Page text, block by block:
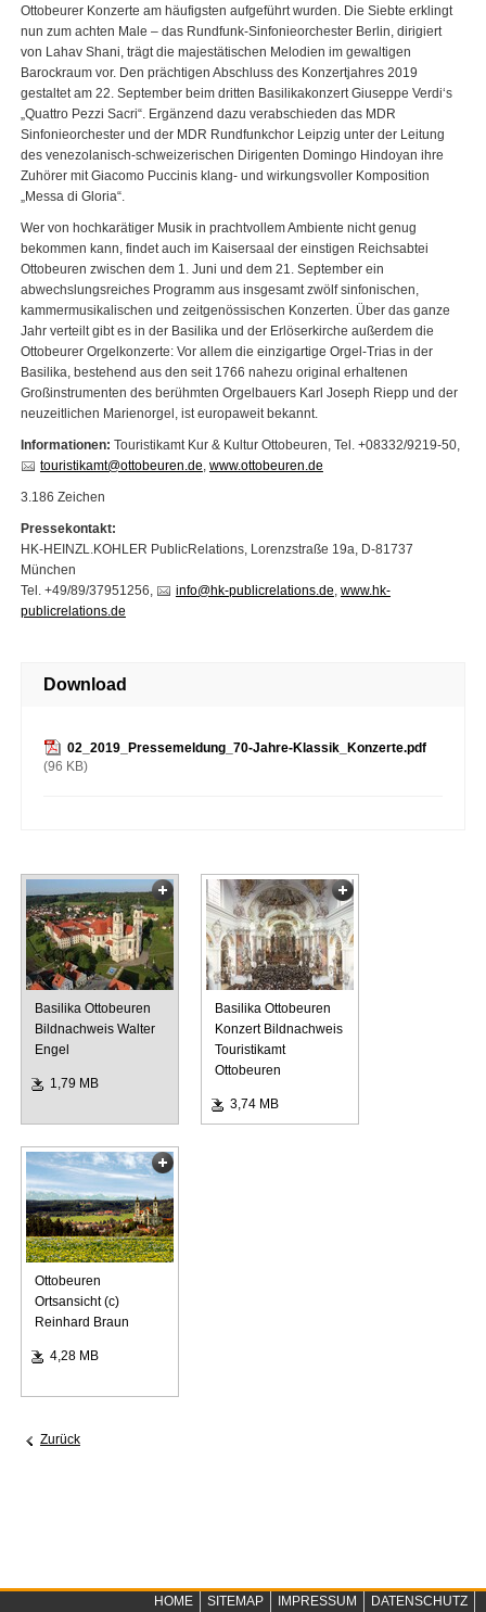
Ottobeurer Konzerte am häufigsten aufgeführt wurden. Die Siebte erklingt
nun zum achten Male – das Rundfunk-Sinfonieorchester Berlin, dirigiert
von Lahav Shani, trägt die majestätischen Melodien im gewaltigen
Barockraum vor. Den prächtigen Abschluss des Konzertjahres 2019
gestaltet am 22. September beim dritten Basilikakonzert Giuseppe Verdi‘s
„Quattro Pezzi Sacri“. Ergänzend dazu verabschieden das MDR
Sinfonieorchester und der MDR Rundfunkchor Leipzig unter der Leitung
des venezolanisch-schweizerischen Dirigenten Domingo Hindoyan ihre
Zuhörer mit Giacomo Puccinis klang- und wirkungsvoller Komposition
„Messa di Gloria“.
Wer von hochkarätiger Musik in prachtvollem Ambiente nicht genug
bekommen kann, findet auch im Kaisersaal der einstigen Reichsabtei
Ottobeuren zwischen dem 1. Juni und dem 21. September ein
abwechslungsreiches Programm aus insgesamt zwölf sinfonischen,
kammermusikalischen und zeitgenössischen Konzerten. Über das ganze
Jahr verteilt gibt es in der Basilika und der Erlöserkirche außerdem die
Ottobeurer Orgelkonzerte: Vor allem die einzigartige Orgel-Trias in der
Basilika, bestehend aus den seit 1766 nahezu original erhaltenen
Großinstrumenten des berühmten Orgelbauers Karl Joseph Riepp und der
neuzeitlichen Marienorgel, ist europaweit bekannt.
Informationen: Touristikamt Kur & Kultur Ottobeuren, Tel. +08332/9219-50,
touristikamt@ottobeuren.de, www.ottobeuren.de
3.186 Zeichen
Pressekontakt:
HK-HEINZL.KOHLER PublicRelations, Lorenzstraße 19a, D-81737
München
Tel. +49/89/37951256,
info@hk-publicrelations.de, www.hk-
publicrelations.de
Download
02_2019_Pressemeldung_70-Jahre-Klassik_Konzerte.pdf
(96 KB)
Basilika Ottobeuren
Bildnachweis Walter
Engel
1
1,79 MB
Basilika Ottobeuren
Konzert Bildnachweis
Touristikamt
Ottobeuren
2
3,74 MB
Ottobeuren
Ortsansicht (c)
Reinhard Braun
3
4,28 MB
Zurück
HOME SITEMAP IMPRESSUM DATENSCHUTZ